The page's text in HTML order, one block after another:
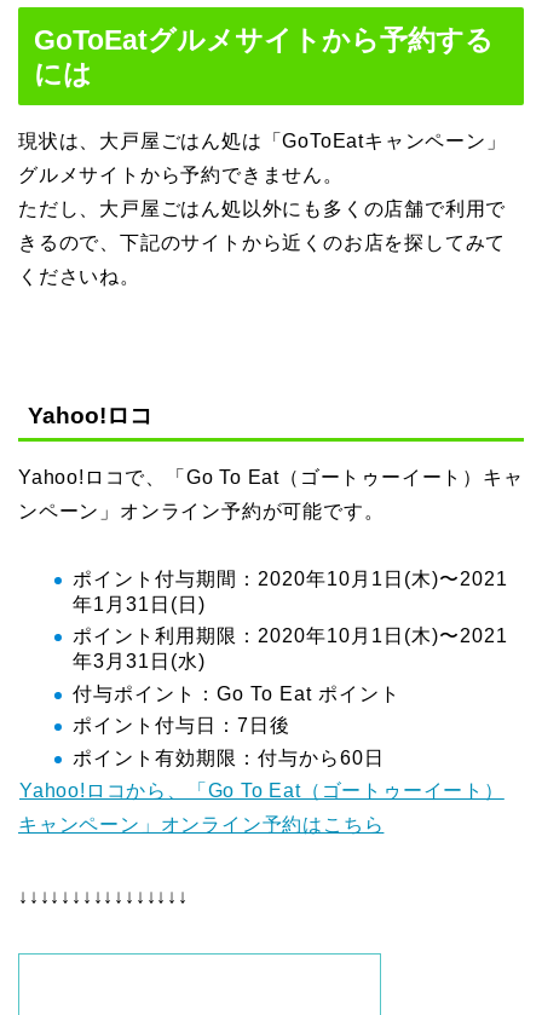
GoToEatグルメサイトから予約する
には
現状は、大戸屋ごはん処は「GoToEatキャンペーン」
グルメサイトから予約できません。
ただし、大戸屋ごはん処以外にも多くの店舗で利用で
きるので、下記のサイトから近くのお店を探してみて
くださいね。
Yahoo!ロコ
Yahoo!ロコで、「Go To Eat（ゴートゥーイート）キャ
ンペーン」オンライン予約が可能です。
ポイント付与期間：2020年10月1日(木)〜2021
年1月31日(日)
ポイント利用期限：2020年10月1日(木)〜2021
年3月31日(水)
付与ポイント：Go To Eat ポイント
ポイント付与日：7日後
ポイント有効期限：付与から60日
Yahoo!ロコから、「Go To Eat（ゴートゥーイート）
キャンペーン」オンライン予約はこちら
↓↓↓↓↓↓↓↓↓↓↓↓↓↓↓↓